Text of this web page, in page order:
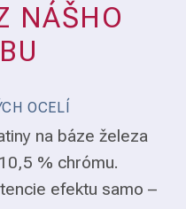
NÁŠHO
OCELÍ
na báze železa
% chrómu.
efektu samo –